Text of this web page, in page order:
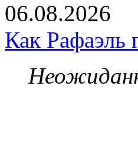
06.08.2026
Как Рафаэль